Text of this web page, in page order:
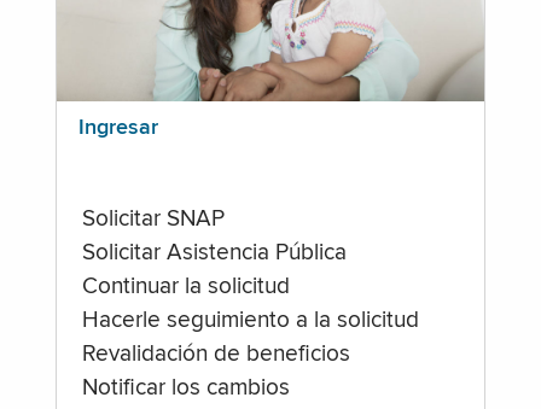
Ingresar
Solicitar SNAP
Solicitar Asistencia Pública
Continuar la solicitud
Hacerle seguimiento a la solicitud
Revalidación de beneficios
Notificar los cambios